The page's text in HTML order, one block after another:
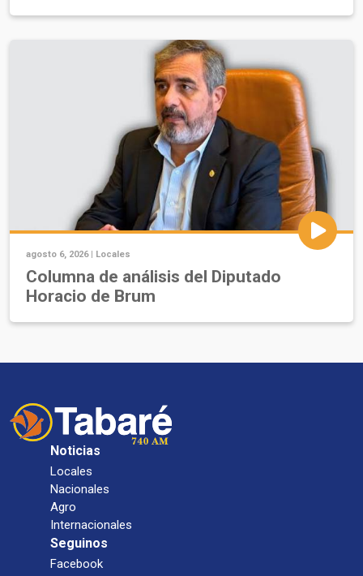
agosto 6, 2026 | Locales
Columna de análisis del Diputado
Horacio de Brum
Noticias
Locales
Nacionales
Agro
Internacionales
Seguinos
Facebook